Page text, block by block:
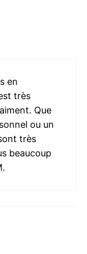
en
très
Que
ou un
très
beaucoup